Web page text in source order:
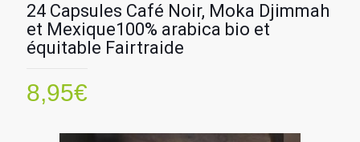
24 Capsules Café Noir, Moka Djimmah
et Mexique100% arabica bio et
équitable Fairtraide
8,95€